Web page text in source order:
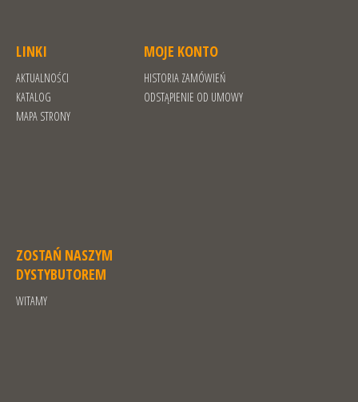
LINKI
AKTUALNOŚCI
KATALOG
MAPA STRONY
MOJE KONTO
HISTORIA ZAMÓWIEŃ
ODSTĄPIENIE OD UMOWY
ZOSTAŃ NASZYM
DYSTYBUTOREM
WITAMY